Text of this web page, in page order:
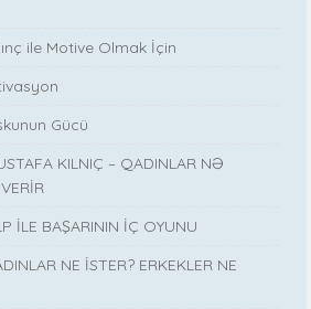
ile Motive Olmak İçin
Gücü
KILNIÇ – QADINLAR NƏ
İLE BAŞARININ İÇ OYUNU
NE İSTER? ERKEKLER NE